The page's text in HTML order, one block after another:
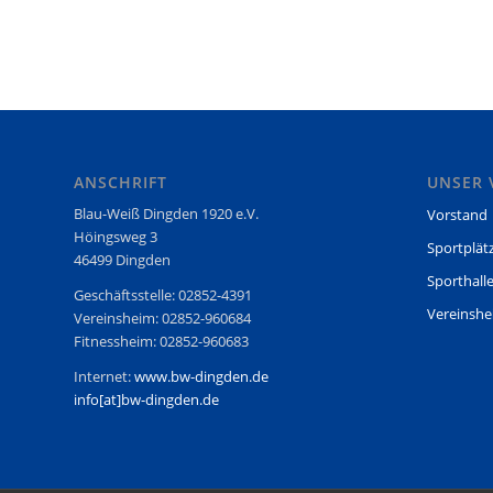
ANSCHRIFT
Blau-Weiß Dingden 1920 e.V.
Höingsweg 3
46499 Dingden
Geschäftsstelle: 02852-4391
Vereinsheim: 02852-960684
Fitnessheim: 02852-960683
Internet:www.bw-dingden.de
info[at]bw-dingden.de
UNSER
Vorstand